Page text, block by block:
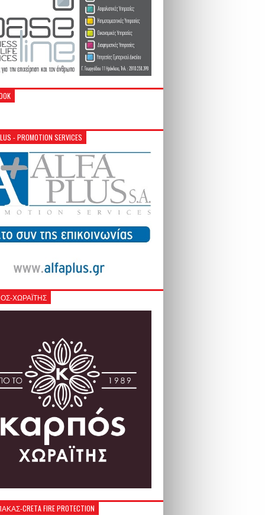
- PROMOTION SERVICES
ΧΩΡΑΪΤΗΣ
CRETA FIRE PROTECTION